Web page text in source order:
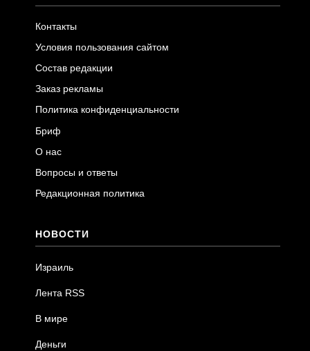
Контакты
Условия пользования сайтом
Состав редакции
Заказ рекламы
Политика конфиденциальности
Бриф
О нас
Вопросы и ответы
Редакционная политика
НОВОСТИ
Израиль
Лента RSS
В мире
Деньги